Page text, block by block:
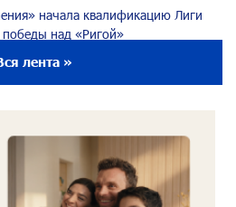
начала квалификацию Лиги
над «Ригой»
около одного месяца назад
около одного месяца назад
лента »